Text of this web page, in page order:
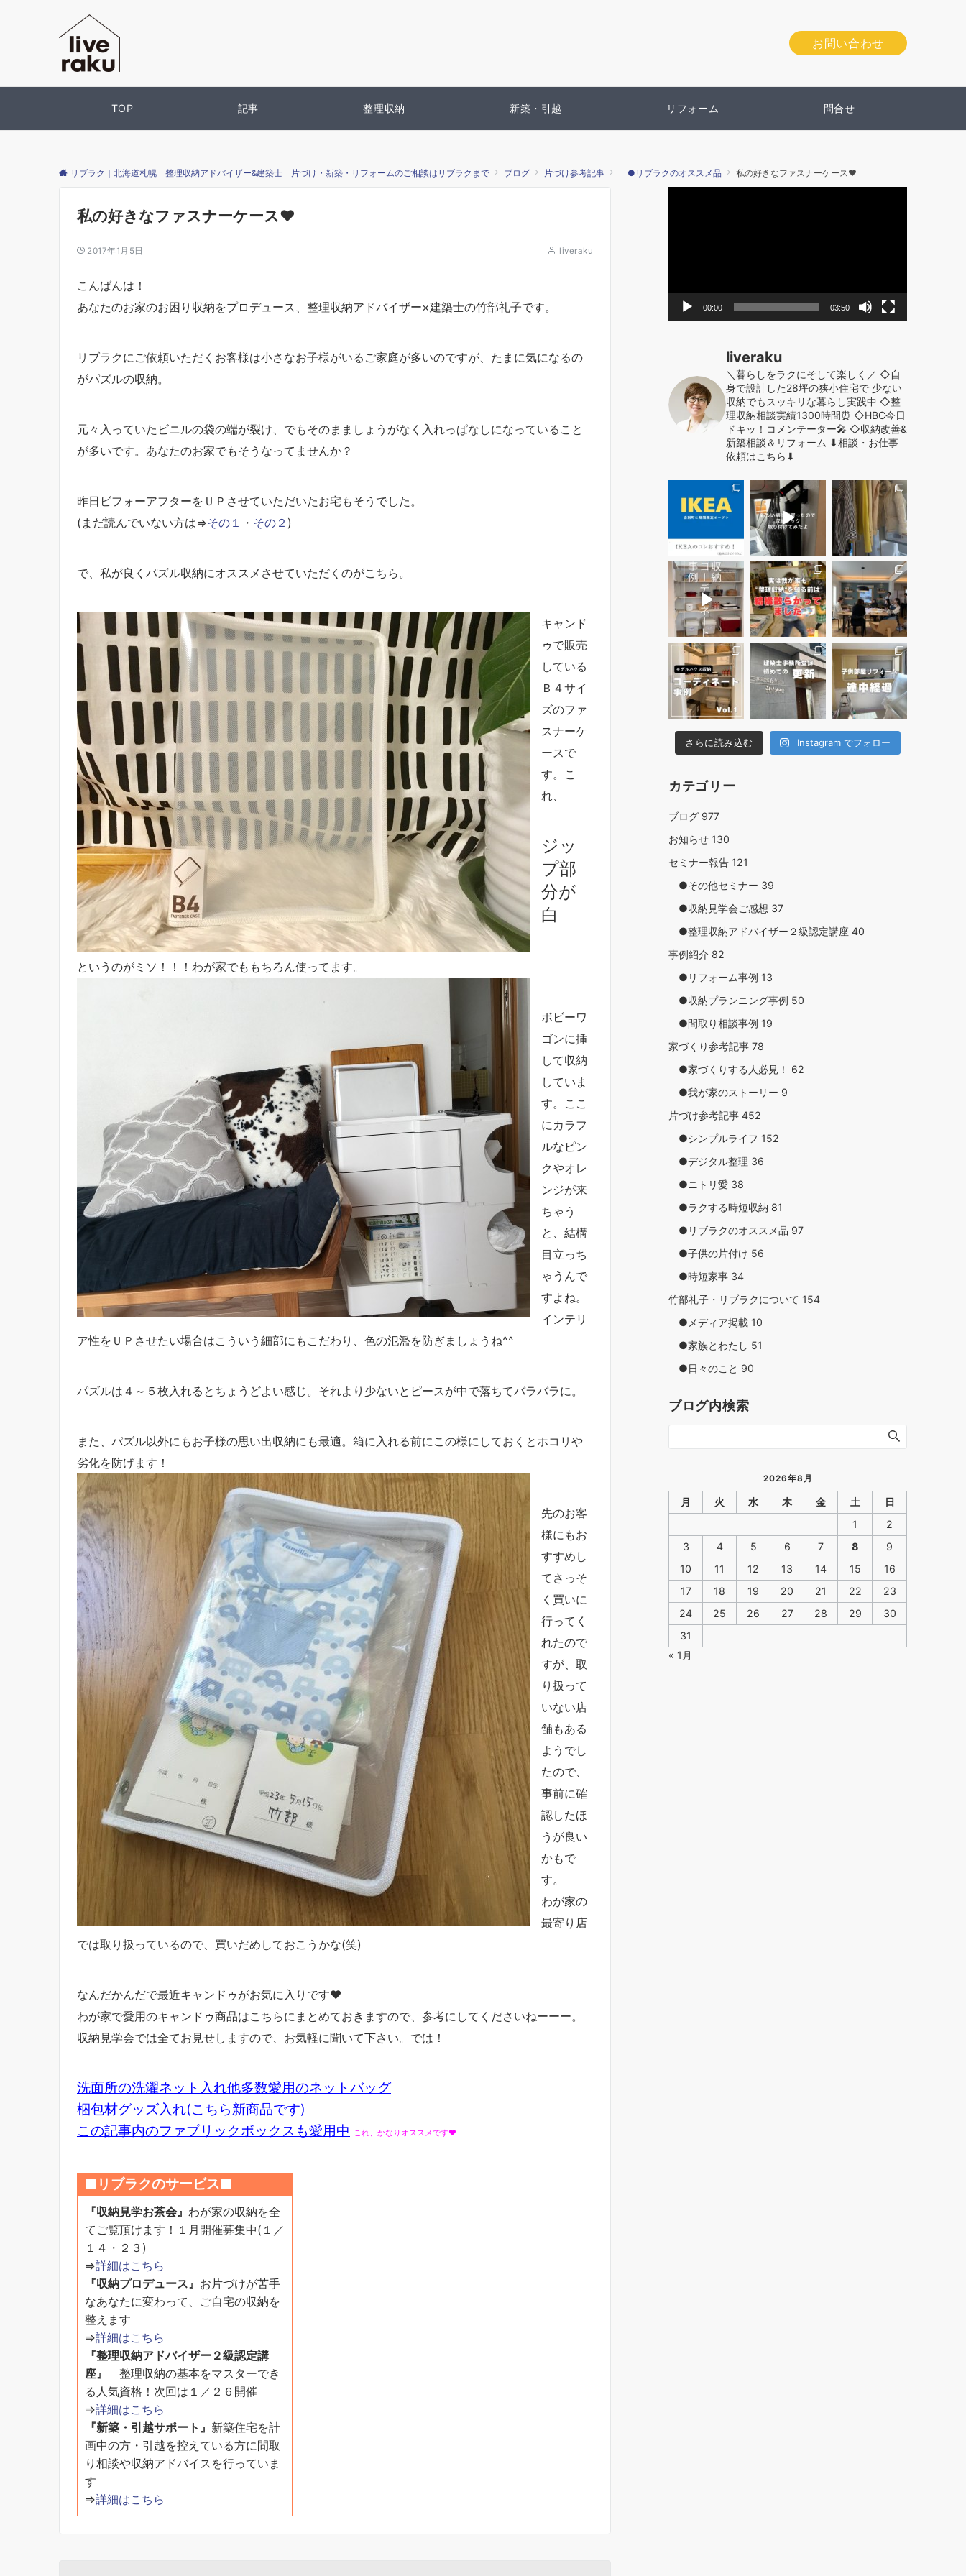
お問い合わせ
TOP 記事 整理収納 新築・引越 リフォーム 問合せ
リブラク｜北海道札幌 整理収納アドバイザー&建築士 片づけ・新築・リフォームのご相談はリブラクまで ブログ 片づけ参考記事 ●リブラクのオススメ品 私の好きなファスナーケース♥
私の好きなファスナーケース♥
2017年1月5日 liveraku
こんばんは！
あなたのお家のお困り収納をプロデュース、整理収納アドバイザー×建築士の竹部礼子です。
リブラクにご依頼いただくお客様は小さなお子様がいるご家庭が多いのですが、たまに気になるの
がパズルの収納。
元々入っていたビニルの袋の端が裂け、でもそのまましょうがなく入れっぱなしになっていること
が多いです。あなたのお家でもそうなってませんか？
昨日ビフォーアフターをＵＰさせていただいたお宅もそうでした。
(まだ読んでいない方は⇒その１ ・ その２ )
で、私が良くパズル収納にオススメさせていただくのがこちら。
キャンド
ゥで販売
している
Ｂ４サイ
ズのファ
スナーケ
ースで
す。こ
れ、
ジッ
プ部
分が
白
というのがミソ！！！わが家でももちろん使ってます。
ボビーワ
ゴンに挿
して収納
していま
す。ここ
にカラフ
ルなピン
クやオレ
ンジが来
ちゃう
と、結構
目立っち
ゃうんで
すよね。
インテリ
ア性をＵＰさせたい場合はこういう細部にもこだわり、色の氾濫を防ぎましょうね^^
パズルは４～５枚入れるとちょうどよい感じ。それより少ないとピースが中で落ちてバラバラに。
また、パズル以外にもお子様の思い出収納にも最適。箱に入れる前にこの様にしておくとホコリや
劣化を防げます！
先のお客
様にもお
すすめし
てさっそ
く買いに
行ってく
れたので
すが、取
り扱って
いない店
舗もある
ようでし
たので、
事前に確
認したほ
うが良い
かもで
す。
わが家の
最寄り店
では取り扱っているので、買いだめしておこうかな(笑)
なんだかんだで最近キャンドゥがお気に入りです♥
わが家で愛用のキャンドゥ商品はこちらにまとめておきますので、参考にしてくださいねーーー。
収納見学会では全てお見せしますので、お気軽に聞いて下さい。では！
洗面所の洗濯ネット入れ他多数愛用のネットバッグ
梱包材グッズ入れ(こちら新商品です)
この記事内のファブリックボックスも愛用中
これ、かなりオススメです♥
■リブラクのサービス■
『収納見学お茶会』 わが家の収納を全
てご覧頂けます！１月開催募集中(１／
１４・２３)
⇒詳細はこちら
『収納プロデュース』 お片づけが苦手
なあなたに変わって、ご自宅の収納を
整えます
⇒詳細はこちら
『整理収納アドバイザー２級認定講
座』
整理収納の基本をマスターでき
る人気資格！次回は１／２６開催
⇒詳細はこちら
『新築・引越サポート』 新築住宅を計
画中の方・引越を控えている方に間取
り相談や収納アドバイスを行っていま
す
⇒詳細はこちら
00:00 03:50
liveraku
＼暮らしをラクにそして楽しく／ ◇自
身で設計した28坪の狭小住宅で 少ない
収納でもスッキリな暮らし実践中 ◇整
理収納相談実績1300時間⏰ ◇HBC今日
ドキッ！コメンテーター🎤 ◇収納改善&
新築相談＆リフォーム ⬇︎相談・お仕事
依頼はこちら⬇︎
さらに読み込む Instagram でフォロー
カテゴリー
ブログ 977
お知らせ 130
セミナー報告 121
●その他セミナー 39
●収納見学会ご感想 37
●整理収納アドバイザー２級認定講座 40
事例紹介 82
●リフォーム事例 13
●収納プランニング事例 50
●間取り相談事例 19
家づくり参考記事 78
●家づくりする人必見！ 62
●我が家のストーリー 9
片づけ参考記事 452
●シンプルライフ 152
●デジタル整理 36
●ニトリ愛 38
●ラクする時短収納 81
●リブラクのオススメ品 97
●子供の片付け 56
●時短家事 34
竹部礼子・リブラクについて 154
●メディア掲載 10
●家族とわたし 51
●日々のこと 90
ブログ内検索
2026年8月
月 火 水 木 金 土
日
1
2
3
4 5 6 7 8
9
10
11 12 13 14 15
16
17
18 19 20 21 22
23
24
25 26 27 28 29
30
31
« 1月